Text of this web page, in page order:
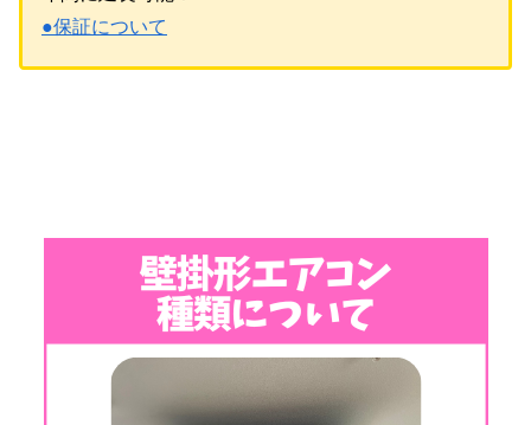
●保証について